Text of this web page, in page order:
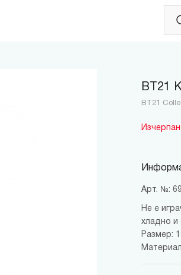
BT21
BT21
Арт. №:
Не е
хладно и
Размер: